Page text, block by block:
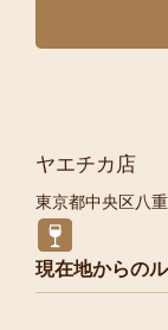
ヤエチカ店
東京都中央区八
現在地からの